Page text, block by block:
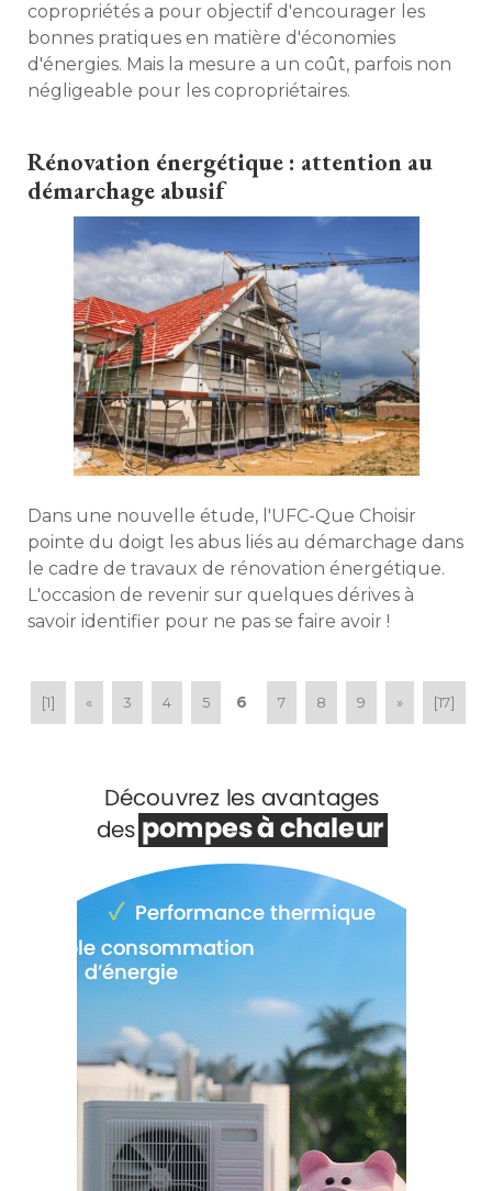
copropriétés a pour objectif d'encourager les
bonnes pratiques en matière d'économies
d'énergies. Mais la mesure a un coût, parfois non
négligeable pour les copropriétaires.
Rénovation énergétique : attention au
démarchage abusif
Dans une nouvelle étude, l'UFC-Que Choisir
pointe du doigt les abus liés au démarchage dans
le cadre de travaux de rénovation énergétique.
L'occasion de revenir sur quelques dérives à
savoir identifier pour ne pas se faire avoir !
[1] « 3 4 5 6 7 8 9 » [17]